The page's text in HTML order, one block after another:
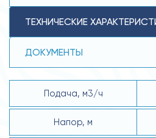
ТЕХНИЧЕСКИЕ
ДОКУМЕНТЫ
Подача, м3/ч
Напор, м